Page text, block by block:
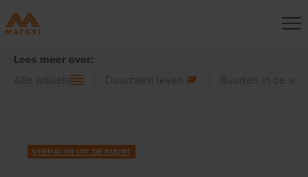
Lees meer over:
Alle artikels Duurzaam leven Buurten in de
VERHALEN UIT DE BUURT